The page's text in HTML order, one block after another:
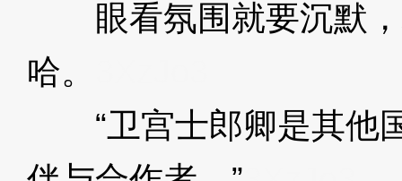
眼看氛围就要沉默，
哈。
“卫宫士郎卿是其他